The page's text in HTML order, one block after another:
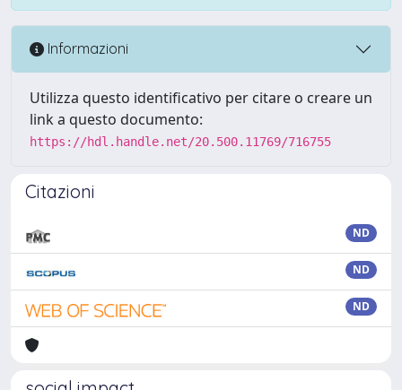
Informazioni
Utilizza questo identificativo per citare o creare un
link a questo documento:
https://hdl.handle.net/20.500.11769/716755
Citazioni
ND
ND
ND